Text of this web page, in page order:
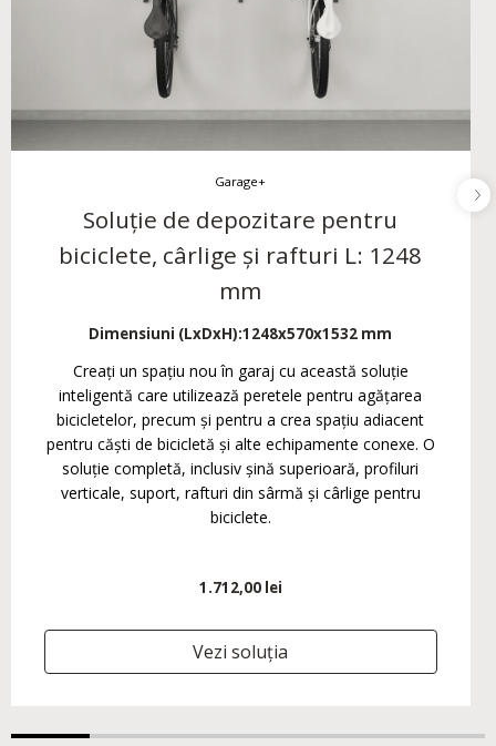
Garage+
Soluție de depozitare pentru
biciclete, cârlige și rafturi L: 1248
mm
Dimensiuni (LxDxH):1248x570x1532 mm
Creați un spațiu nou în garaj cu această soluție
inteligentă care utilizează peretele pentru agățarea
bicicletelor, precum și pentru a crea spațiu adiacent
pentru căști de bicicletă și alte echipamente conexe. O
soluție completă, inclusiv șină superioară, profiluri
verticale, suport, rafturi din sârmă și cârlige pentru
biciclete.
1.712,00 lei
Vezi soluția